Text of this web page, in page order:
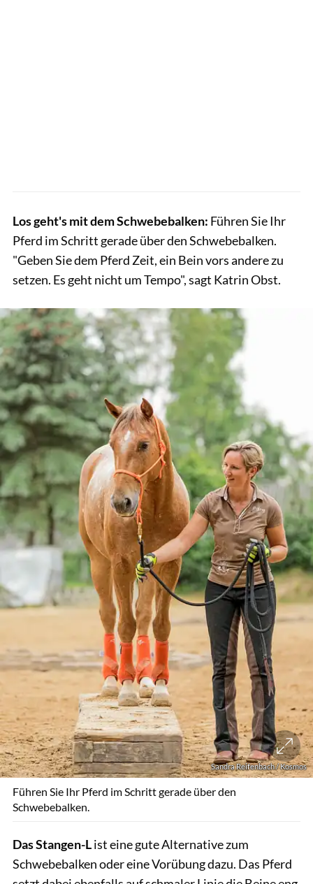
Los geht's mit dem Schwebebalken: Führen Sie Ihr
Pferd im Schritt gerade über den Schwebebalken.
"Geben Sie dem Pferd Zeit, ein Bein vors andere zu
setzen. Es geht nicht um Tempo", sagt Katrin Obst.
Sandra Reifenbach / Kosmos
Führen Sie Ihr Pferd im Schritt gerade über den
Schwebebalken.
Das Stangen-List eine gute Alternative zum
Schwebebalken oder eine Vorübung dazu. Das Pferd